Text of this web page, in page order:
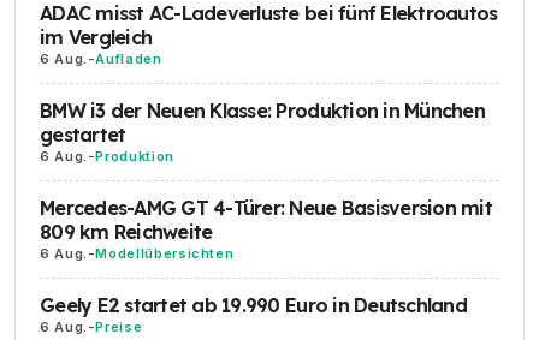
ADAC misst AC-Ladeverluste bei fünf Elektroautos
im Vergleich
6 Aug. -Aufladen
BMW i3 der Neuen Klasse: Produktion in München
gestartet
6 Aug. -Produktion
Mercedes-AMG GT 4-Türer: Neue Basisversion mit
809 km Reichweite
6 Aug. -Modellübersichten
Geely E2 startet ab 19.990 Euro in Deutschland
6 Aug. -Preise